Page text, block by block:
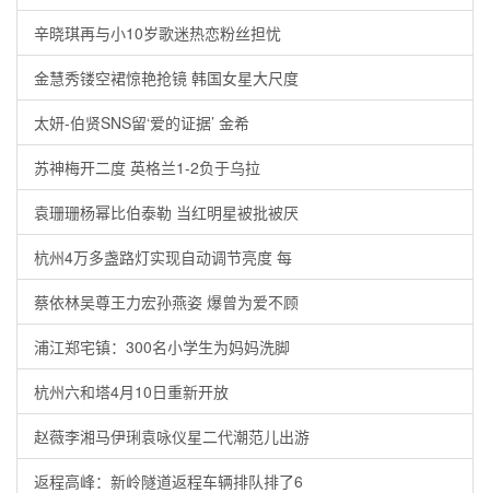
辛晓琪再与小10岁歌迷热恋粉丝担忧
金慧秀镂空裙惊艳抢镜 韩国女星大尺度
太妍-伯贤SNS留‘爱的证据’ 金希
苏神梅开二度 英格兰1-2负于乌拉
袁珊珊杨幂比伯泰勒 当红明星被批被厌
杭州4万多盏路灯实现自动调节亮度 每
蔡依林吴尊王力宏孙燕姿 爆曾为爱不顾
浦江郑宅镇：300名小学生为妈妈洗脚
杭州六和塔4月10日重新开放
赵薇李湘马伊琍袁咏仪星二代潮范儿出游
返程高峰：新岭隧道返程车辆排队排了6